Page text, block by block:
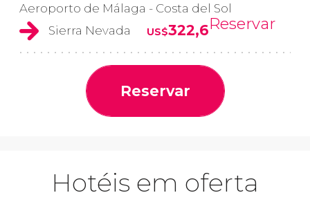
Aeroporto de Málaga - Costa del Sol
Sierra Nevada
US$322,6Reservar
Reservar
Hotéis em oferta